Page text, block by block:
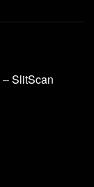
–SlitScan